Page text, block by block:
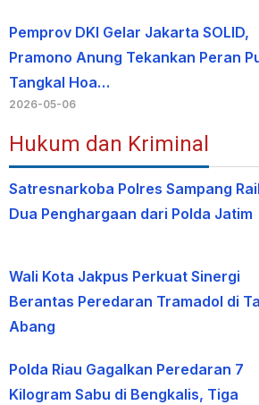
Pemprov DKI Gelar Jakarta SOLID,
Pramono Anung Tekankan Peran
Tangkal Hoa…
2026-05-06
Hukum dan Kriminal
Satresnarkoba Polres Sampang
Dua Penghargaan dari Polda Jatim
Wali Kota Jakpus Perkuat Sinergi
Berantas Peredaran Tramadol di
Abang
Polda Riau Gagalkan Peredaran 7
Kilogram Sabu di Bengkalis, Tiga